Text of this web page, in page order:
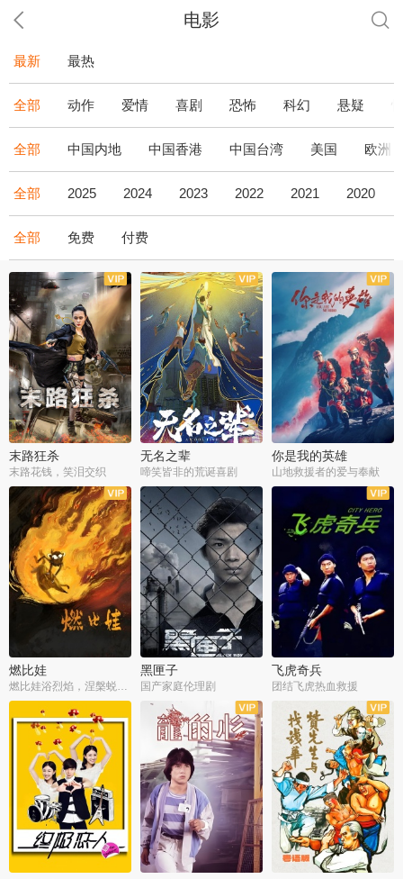
电影
最新 最热
全部 动作 爱情 喜剧 恐怖 科幻 悬疑
全部 中国内地 中国香港 中国台湾 美国 欧洲
全部 2025 2024 2023 2022 2021 2020
全部 免费 付费
末路狂杀
末路花钱，笑泪交织
无名之辈
啼笑皆非的荒诞喜剧
你是我的英雄
山地救援者的爱与奉献
燃比娃
燃比娃浴烈焰，涅槃蜕变成人
黑匣子
国产家庭伦理剧
飞虎奇兵
团结飞虎热血救援